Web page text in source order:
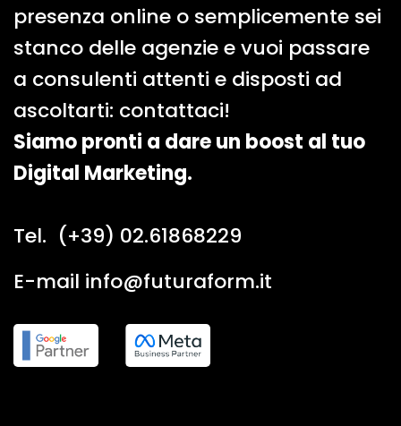
presenza online o semplicemente sei
stanco delle agenzie e vuoi passare
a consulenti attenti e disposti ad
ascoltarti: contattaci!
Siamo pronti a dare un boost al tuo
Digital Marketing.
Tel. (+39) 02.61868229
E-mail info@futuraform.it